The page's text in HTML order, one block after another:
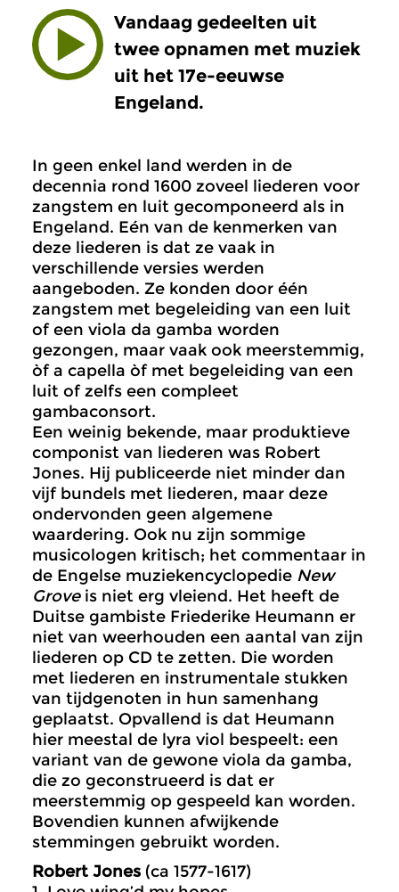
Vandaag gedeelten uit
twee opnamen met muziek
uit het 17e-eeuwse
Engeland.
In geen enkel land werden in de
decennia rond 1600 zoveel liederen voor
zangstem en luit gecomponeerd als in
Engeland. Eén van de kenmerken van
deze liederen is dat ze vaak in
verschillende versies werden
aangeboden. Ze konden door één
zangstem met begeleiding van een luit
of een viola da gamba worden
gezongen, maar vaak ook meerstemmig,
òf a capella òf met begeleiding van een
luit of zelfs een compleet
gambaconsort.
Een weinig bekende, maar produktieve
componist van liederen was Robert
Jones. Hij publiceerde niet minder dan
vijf bundels met liederen, maar deze
ondervonden geen algemene
waardering. Ook nu zijn sommige
musicologen kritisch; het commentaar in
de Engelse muziekencyclopedie New
Groveis niet erg vleiend. Het heeft de
Duitse gambiste Friederike Heumann er
niet van weerhouden een aantal van zijn
liederen op CD te zetten. Die worden
met liederen en instrumentale stukken
van tijdgenoten in hun samenhang
geplaatst. Opvallend is dat Heumann
hier meestal de lyra viol bespeelt: een
variant van de gewone viola da gamba,
die zo geconstrueerd is dat er
meerstemmig op gespeeld kan worden.
Bovendien kunnen afwijkende
stemmingen gebruikt worden.
Robert Jones (ca 1577-1617)